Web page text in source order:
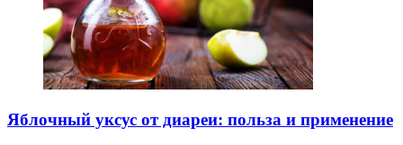
Яблочный уксус от диареи: польза и применение